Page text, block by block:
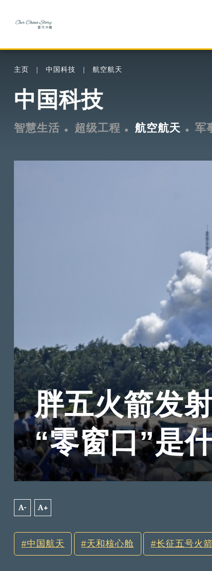
主页 中国科技 航空航天
中国科技
智慧生活 超级工程 航空航天 军
胖五火箭发
“零窗口”是
A- A+
中国航天 天和核心舱 长征五号火箭